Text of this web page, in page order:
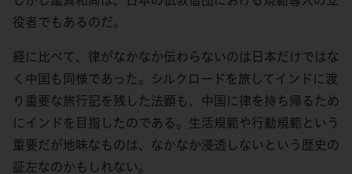
役者でもあるのだ。
経に比べて、律がなかなか伝わらないのは日本だけではな
く中国も同様であった。シルクロードを旅してインドに渡
り重要な旅行記を残した法顕も、中国に律を持ち帰るため
にインドを目指したのである。生活規範や行動規範という
重要だが地味なものは、なかなか浸透しないという歴史の
証左なのかもしれない。